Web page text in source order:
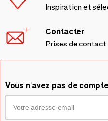
Inspiration et
Contacter
Prises de
Vous n'avez pas de